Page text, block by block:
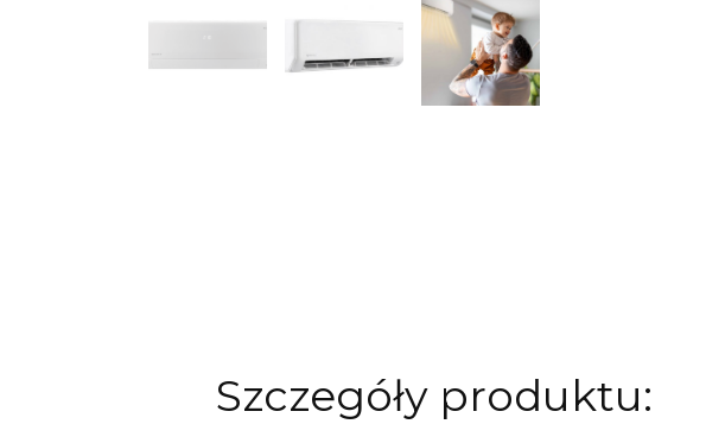
Szczegóły produktu: